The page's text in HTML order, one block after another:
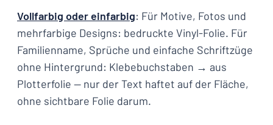
Vollfarbig oder einfarbig: Für Motive, Fotos und
mehrfarbige Designs: bedruckte Vinyl-Folie. Für
Familienname, Sprüche und einfache Schriftzüge
ohne Hintergrund: Klebebuchstaben → aus
Plotterfolie — nur der Text haftet auf der Fläche,
ohne sichtbare Folie darum.